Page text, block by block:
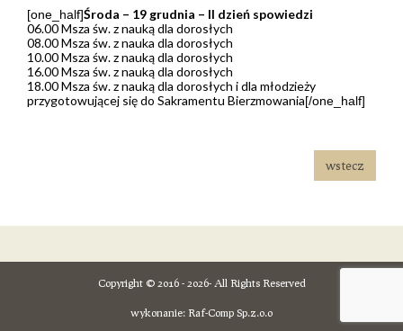
[one_half]Środa – 19 grudnia – II dzień spowiedzi
06.00 Msza św. z nauką dla dorosłych
08.00 Msza św. z nauka dla dorosłych
10.00 Msza św. z nauką dla dorosłych
16.00 Msza św. z nauką dla dorosłych
18.00 Msza św. z nauką dla dorosłych i dla młodzieży
przygotowującej się do Sakramentu Bierzmowania[/one_half]
wstecz
Copyright © 2016 - 2026- All Rights Reserved
wykonanie: Raf-Comp Sp.z.o.o